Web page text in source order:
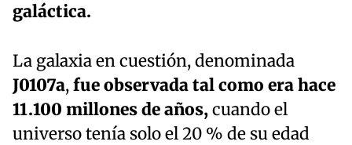
galáctica.
La galaxia en cuestión, denominada
J0107a,fue observada tal como era hace
11.100 millones de años,cuando el
universo tenía solo el 20 % de su edad